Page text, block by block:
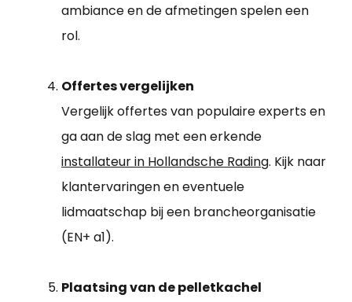
ambiance en de afmetingen spelen een
rol.
Offertes vergelijken
Vergelijk offertes van populaire experts en
ga aan de slag met een erkende
installateur in Hollandsche Rading. Kijk naar
klantervaringen en eventuele
lidmaatschap bij een brancheorganisatie
(EN+ a1).
Plaatsing van de pelletkachel